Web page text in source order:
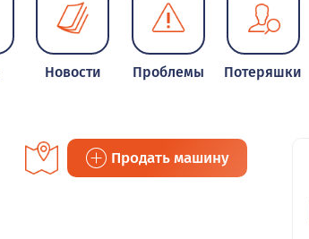
Новости Проблемы Потеряшки
Продать машину